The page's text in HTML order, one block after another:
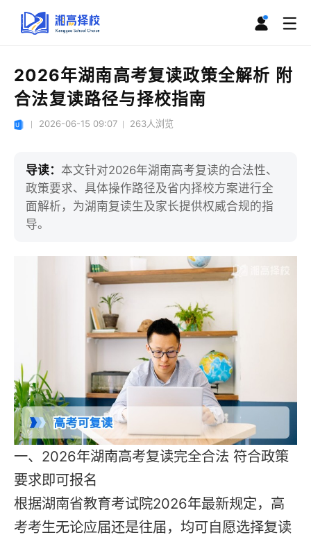
2026年湖南高考复读政策全解析 附
合法复读路径与择校指南
2026-06-15 09:07 263人浏览
导读： 本文针对2026年湖南高考复读的合法性、
政策要求、具体操作路径及省内择校方案进行全
面解析，为湖南复读生及家长提供权威合规的指
导。
一、2026年湖南高考复读完全合法 符合政策
要求即可报名
根据湖南省教育考试院2026年最新规定，高
考考生无论应届还是往届，均可自愿选择复读